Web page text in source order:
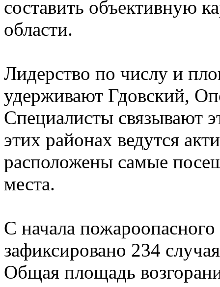
составить объективную
области.
Лидерство по числу и
удерживают Гдовский,
Специалисты связывают
этих районах ведутся
расположены самые
места.
С начала пожароопасного
зафиксировано 234
Общая площадь